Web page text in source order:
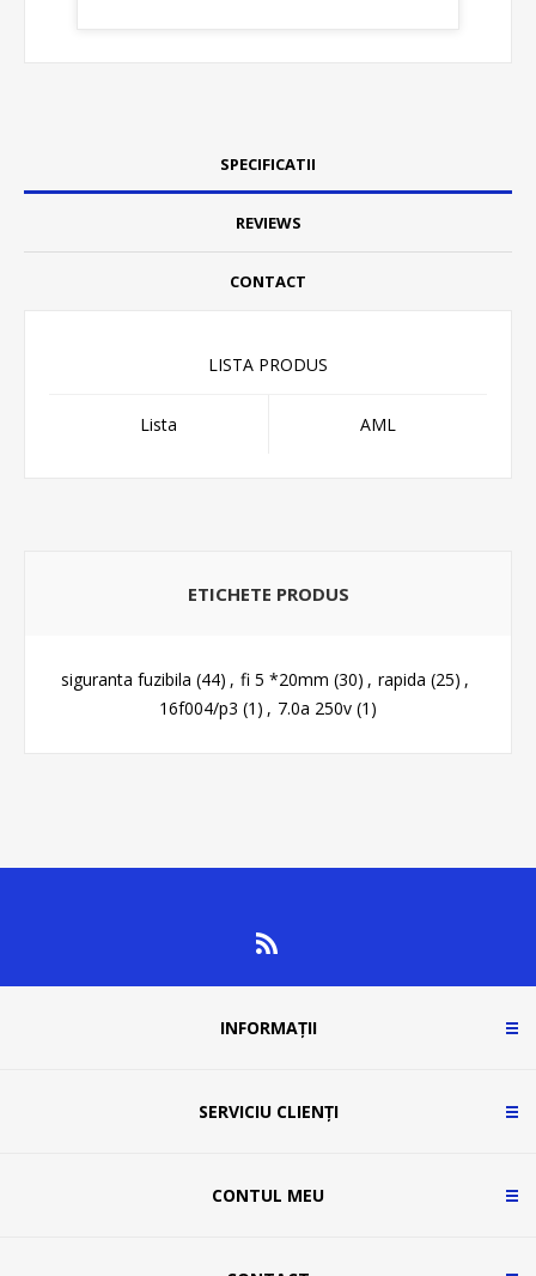
SPECIFICATII
REVIEWS
CONTACT
LISTA PRODUS
Lista AML
ETICHETE PRODUS
siguranta fuzibila (44) , fi 5 *20mm (30) , rapida (25) ,
16f004/p3 (1) , 7.0a 250v (1)
INFORMAȚII
SERVICIU CLIENȚI
CONTUL MEU